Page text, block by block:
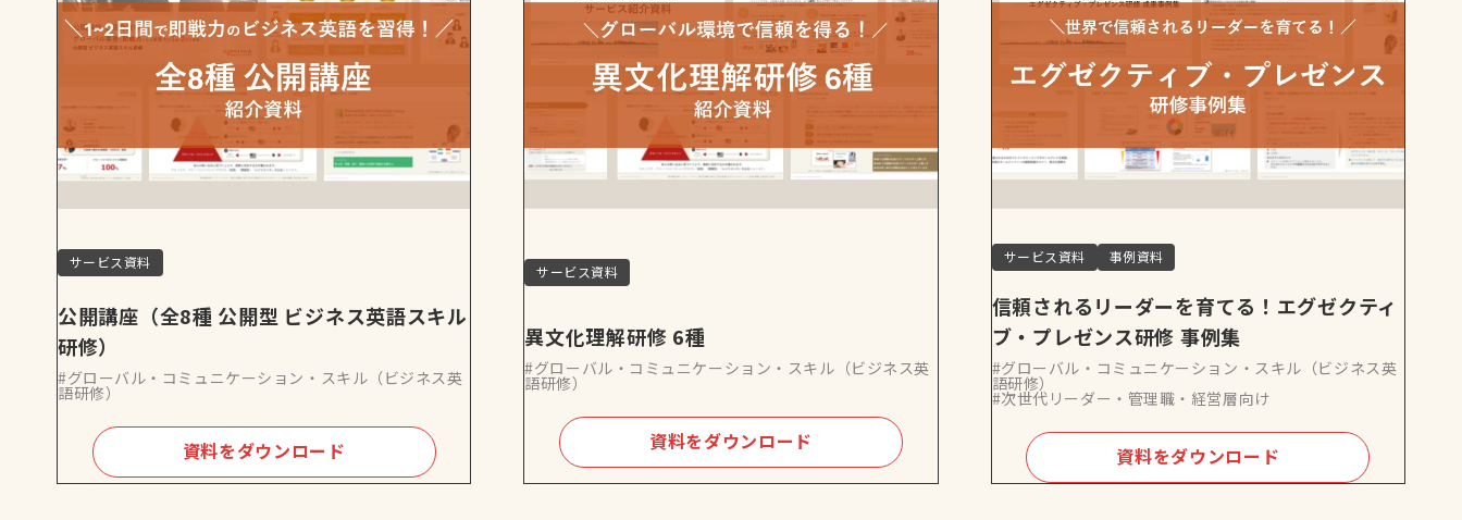
サービス資料
公開講座（全8種 公開型 ビジネス英語スキル
研修）
#グローバル・コミュニケーション・スキル（ビジネス英
語研修）
資料をダウンロード
サービス資料
異文化理解研修 6種
#グローバル・コミュニケーション・スキル（ビジネス英
語研修）
資料をダウンロード
サービス資料 事例資料
信頼されるリーダーを育てる！エグゼクティ
ブ・プレゼンス研修 事例集
#グローバル・コミュニケーション・スキル（ビジネス英
語研修）
#次世代リーダー・管理職・経営層向け
資料をダウンロード